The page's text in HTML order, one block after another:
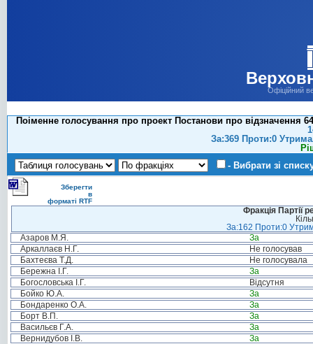
Офіційний
Поіменне голосування про проект Постанови про відзначення
За:369 Проти:0
- Вибрати зі
Зберегти
в
форматі RTF
Фракція Партії
За:162 Проти:0
Азаров М.Я.
За
Аркаллаєв Н.Г.
Не голосував
Бахтеєва Т.Д.
Не голосувала
Бережна І.Г.
За
Богословська І.Г.
Відсутня
Бойко Ю.А.
За
Бондаренко О.А.
За
Борт В.П.
За
Васильєв Г.А.
За
Вернидубов І.В.
За